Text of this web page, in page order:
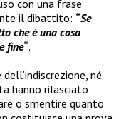
con una frase
il dibattito: “Se
che è una cosa
fine“.
né
hanno rilasciato
o smentire quanto